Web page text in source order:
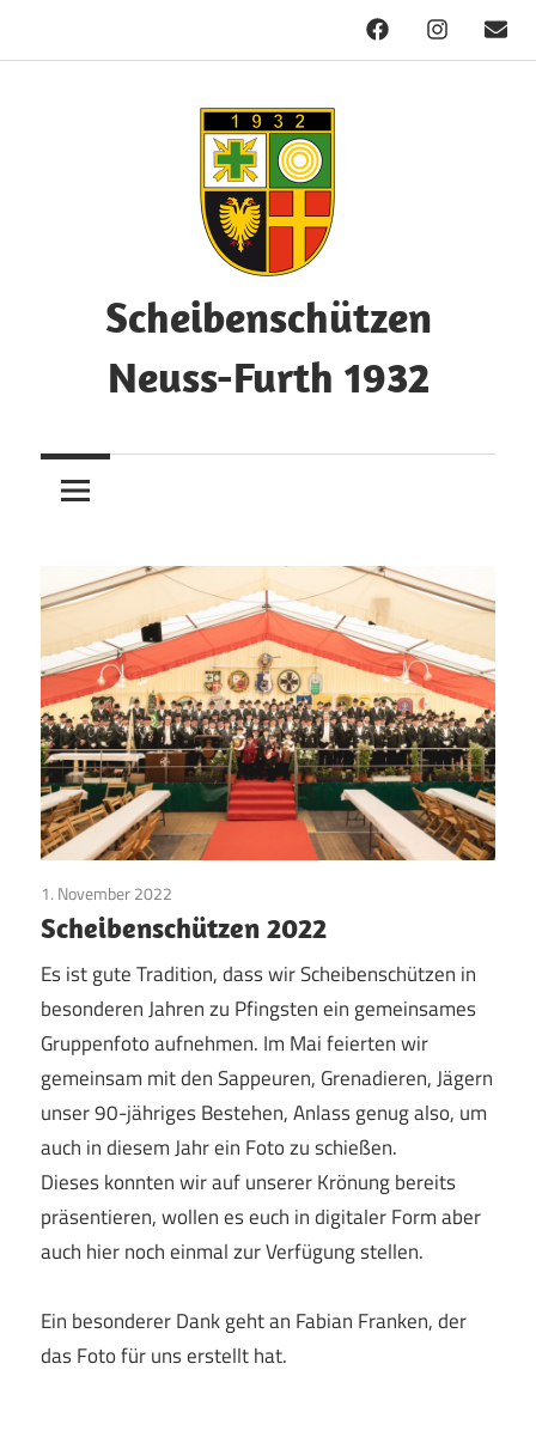
FacebookInstagram
Mail
Scheibenschützen
Neuss-Furth 1932
Willkommen!
1. November 2022
Scheibenschützen 2022
Es ist gute Tradition, dass wir Scheibenschützen in
besonderen Jahren zu Pfingsten ein gemeinsames
Gruppenfoto aufnehmen. Im Mai feierten wir
gemeinsam mit den Sappeuren, Grenadieren, Jägern
unser 90-jähriges Bestehen, Anlass genug also, um
auch in diesem Jahr ein Foto zu schießen.
Dieses konnten wir auf unserer Krönung bereits
präsentieren, wollen es euch in digitaler Form aber
auch hier noch einmal zur Verfügung stellen.
Ein besonderer Dank geht an Fabian Franken, der
das Foto für uns erstellt hat.